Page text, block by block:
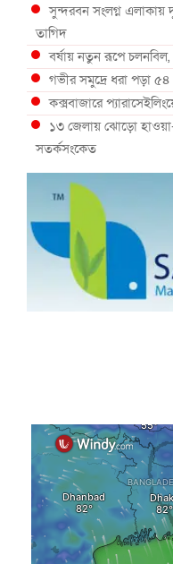
সুন্দরবন সংলগ্ন এলাকায়
তাগিদ
বর্ষায় নতুন রূপে
গভীর সমুদ্রে ধরা পড়া
কক্সবাজারে
১৩ জেলায় ঝোড়ো হাওয়া-
সতর্কসংকেত
দেশের ৫ জেলায় বন্যার
দেশের বিভিন্ন অঞ্চলে
আগস্টে টানা বৃষ্টি ও